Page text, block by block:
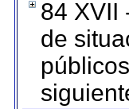
84 XVII
de